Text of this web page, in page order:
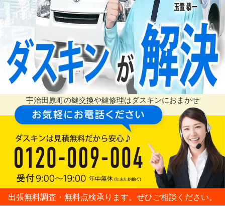
宇治田原町の鍵交換や鍵修理はダスキンにおまかせ
出張無料調査・無料点検承ります。ぜひご相談ください。